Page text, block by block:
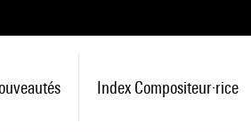
Index Compositeur·rice